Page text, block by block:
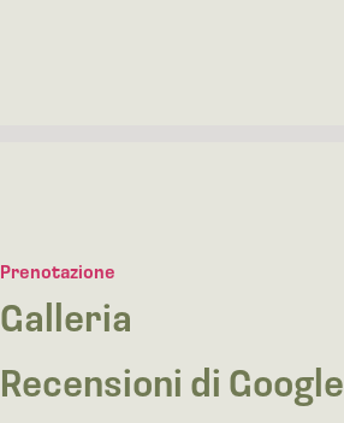
Prenotazione
Galleria
Recensioni di Google